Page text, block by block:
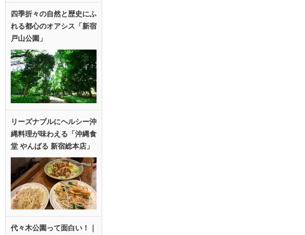
四季折々の自然と歴史にふ
れる都心のオアシス「新宿
戸山公園」
リーズナブルにヘルシー沖
縄料理が味わえる「沖縄食
堂 やんばる 新宿総本店」
代々木公園って面白い！｜